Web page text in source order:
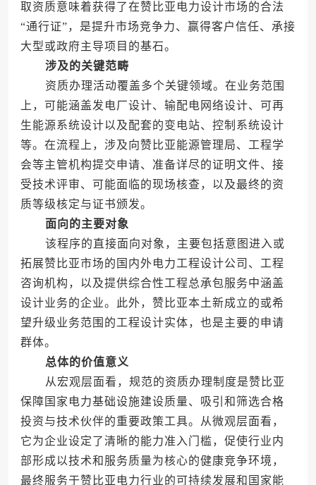
取资质意味着获得了在赞比亚电力设计市场的合法
“通行证”，是提升市场竞争力、赢得客户信任、承接
大型或政府主导项目的基石。
涉及的关键范畴
资质办理活动覆盖多个关键领域。在业务范围
上，可能涵盖发电厂设计、输配电网络设计、可再
生能源系统设计以及配套的变电站、控制系统设计
等。在流程上，涉及向赞比亚能源管理局、工程学
会等主管机构提交申请、准备详尽的证明文件、接
受技术评审、可能面临的现场核查，以及最终的资
质等级核定与证书颁发。
面向的主要对象
该程序的直接面向对象，主要包括意图进入或
拓展赞比亚市场的国内外电力工程设计公司、工程
咨询机构，以及提供综合性工程总承包服务中涵盖
设计业务的企业。此外，赞比亚本土新成立的或希
望升级业务范围的工程设计实体，也是主要的申请
群体。
总体的价值意义
从宏观层面看，规范的资质办理制度是赞比亚
保障国家电力基础设施建设质量、吸引和筛选合格
投资与技术伙伴的重要政策工具。从微观层面看，
它为企业设定了清晰的能力准入门槛，促使行业内
部形成以技术和服务质量为核心的健康竞争环境，
最终服务于赞比亚电力行业的可持续发展和国家能